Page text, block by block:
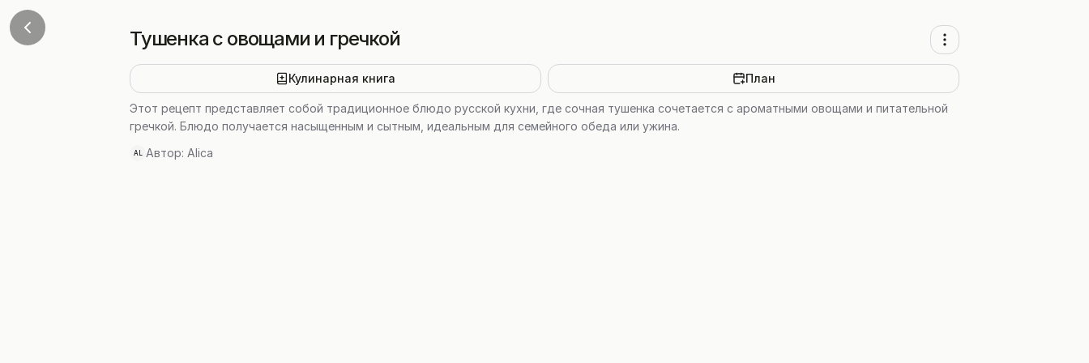
Тушенка с овощами и гречкой
Кулинарная книга План
Этот рецепт представляет собой традиционное блюдо русской кухни, где сочная тушенка сочетается с ароматными овощами и питательной
гречкой. Блюдо получается насыщенным и сытным, идеальным для семейного обеда или ужина.
AL Автор: Alica